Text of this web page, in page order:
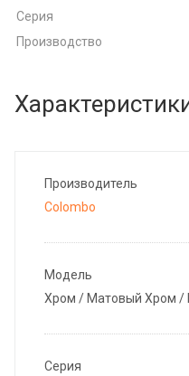
Серия
Производство
Производитель
Colombo
Модель
Хром / Матовый Хром /
Серия